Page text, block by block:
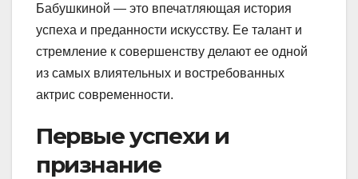
Бабушкиной — это впечатляющая история
успеха и преданности искусству. Ее талант и
стремление к совершенству делают ее одной
из самых влиятельных и востребованных
актрис современности.
Первые успехи и
признание